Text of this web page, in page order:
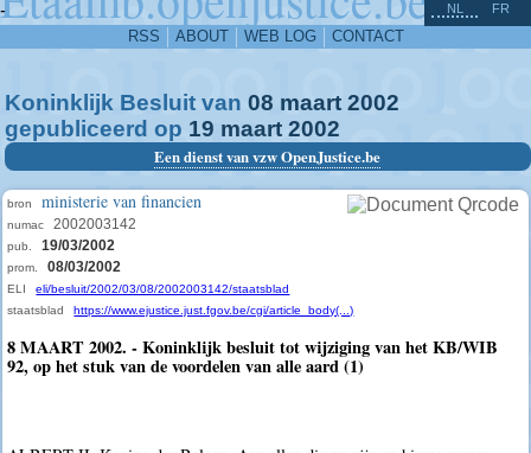
-
RSS ABOUT WEB LOG CONTACT
NL FR
Koninklijk Besluit van 08 maart 2002
gepubliceerd op 19 maart 2002
Een dienst van vzw OpenJustice.be
bron ministerie van financien
numac 2002003142
pub. 19/03/2002
prom. 08/03/2002
ELI
eli/besluit/2002/03/08/2002003142/staatsblad
staatsblad
https://www.ejustice.just.fgov.be/cgi/article_body(...)
8 MAART 2002. - Koninklijk besluit tot wijziging van het KB/WIB
92, op het stuk van de voordelen van alle aard (1)
^